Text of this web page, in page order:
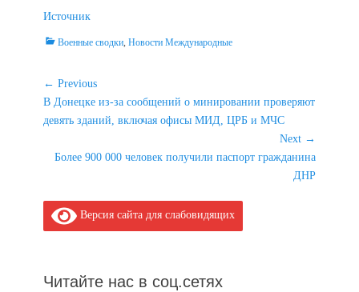
Источник
Categories
Военные сводки Новости Международные
Навигация
по
записям
← Previous
Previous
post:
В Донецке из-за сообщений о минировании проверяют
девять зданий, включая офисы МИД, ЦРБ и МЧС
Next →
Next
Более 900 000 человек получили паспорт гражданина
ДНР
Версия сайта для слабовидящих
Читайте нас в соц.сетях